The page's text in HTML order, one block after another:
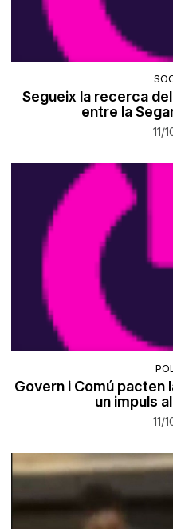
Segueix la recerca
entre la
11/
Govern i Comú pacten
un impuls
11/